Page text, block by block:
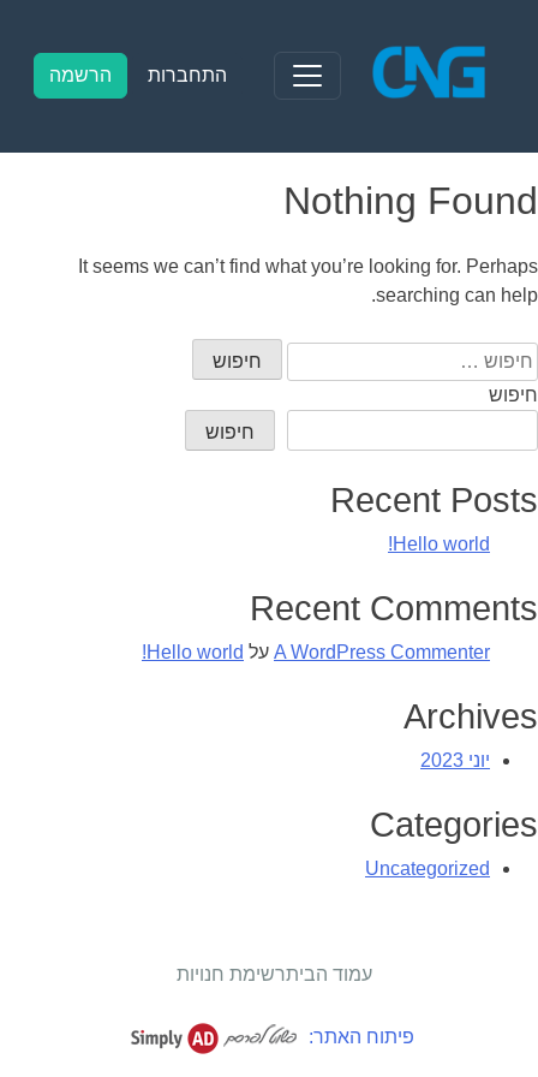
content
התחברות הרשמה
Nothing Found
It seems we can’t find what you’re looking for. Perhaps
searching can help.
חיפוש:
חיפוש
חיפוש
Recent Posts
Hello world!
Recent Comments
A WordPress Commenter על Hello world!
Archives
יוני 2023
Categories
Uncategorized
עמוד הביתרשימת חנויות
פיתוח האתר: